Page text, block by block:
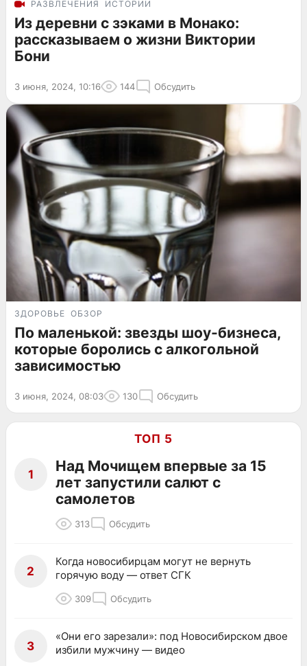
РАЗВЛЕЧЕНИЯ ИСТОРИИ
Из деревни с зэками в Монако:
рассказываем о жизни Виктории
Бони
3 июня, 2024, 10:16 144 Обсудить
ЗДОРОВЬЕ ОБЗОР
По маленькой: звезды шоу-бизнеса,
которые боролись с алкогольной
зависимостью
3 июня, 2024, 08:03 130 Обсудить
ТОП 5
1
Над Мочищем впервые за 15
лет запустили салют с
самолетов
313 Обсудить
2
Когда новосибирцам могут не вернуть
горячую воду — ответ СГК
309 Обсудить
3
«Они его зарезали»: под Новосибирском двое
избили мужчину — видео